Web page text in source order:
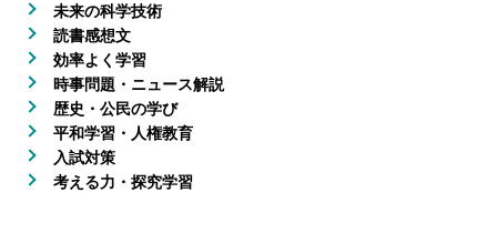
未来の科学技術
読書感想文
効率よく学習
時事問題・ニュース解説
歴史・公民の学び
平和学習・人権教育
入試対策
考える力・探究学習